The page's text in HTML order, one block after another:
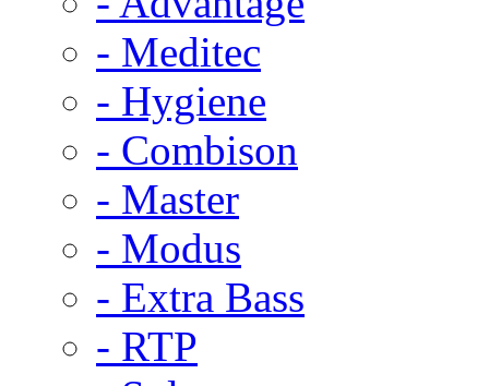
- Meditec
- Hygiene
- Combison
- Master
- Modus
- Extra Bass
- RTP